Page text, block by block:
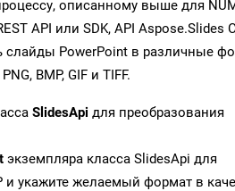
описанному выше для
API или SDK, API Aspose.Slides
слайды PowerPoint в различные
BMP, GIF и TIFF.
SlidesApi для преобразования
экземпляра класса SlidesApi для
и укажите желаемый формат в